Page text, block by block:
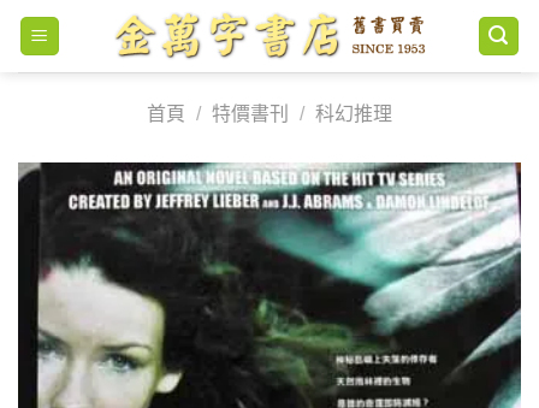
Skip
content
首頁
/ 特價書刊 / 科幻推理